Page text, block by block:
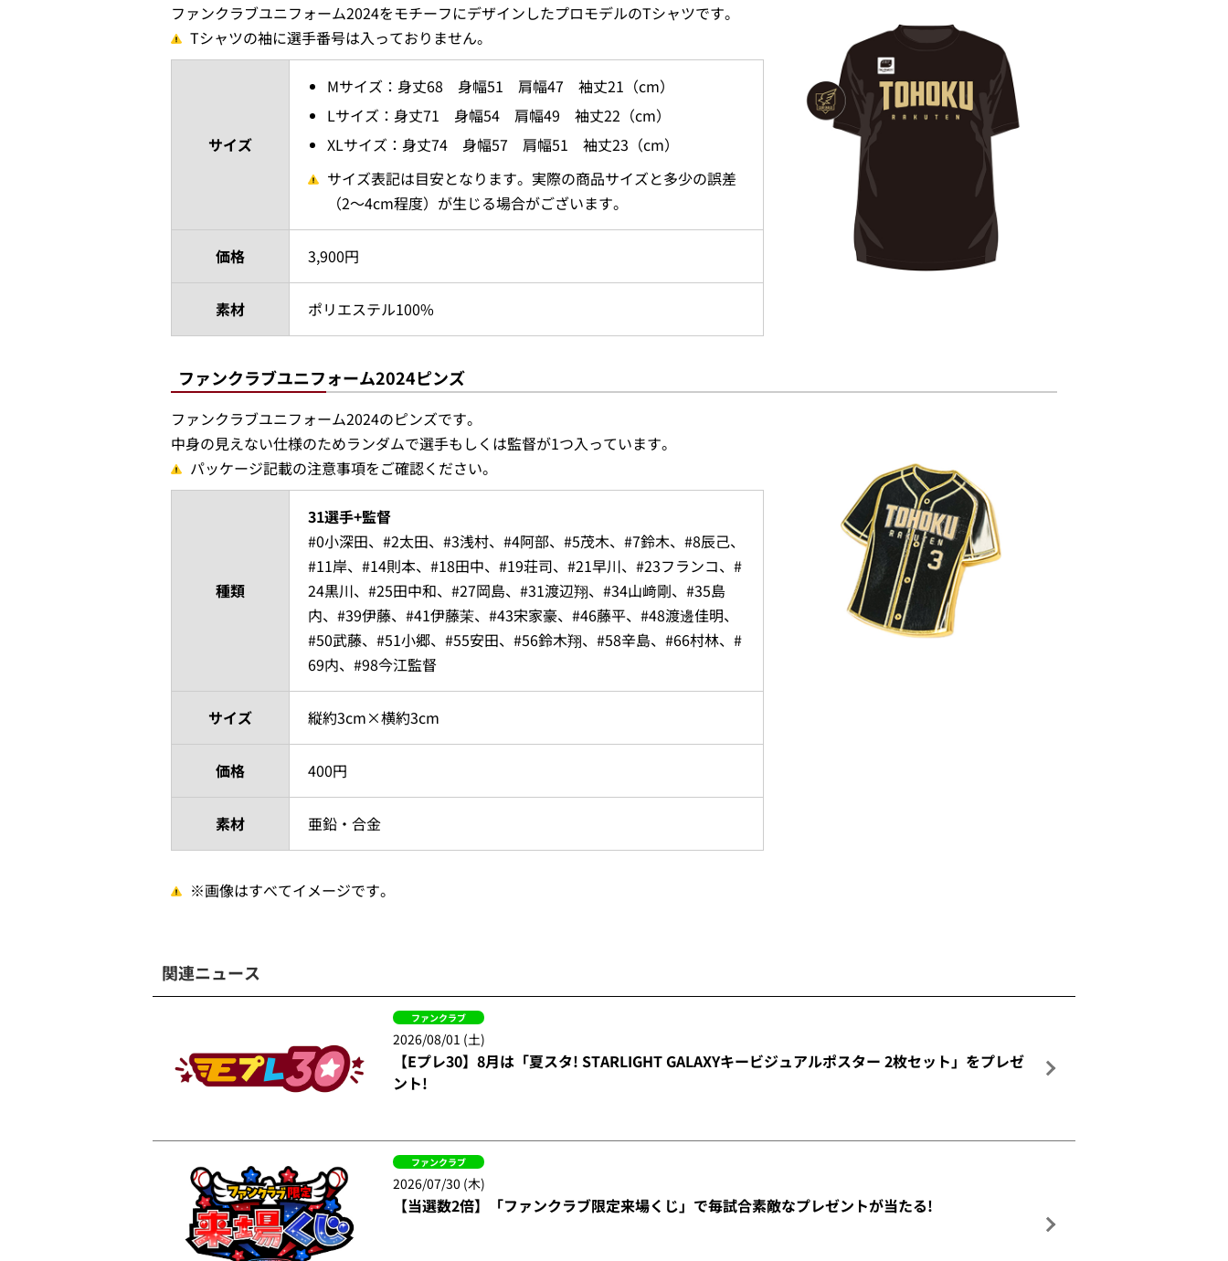
ファンクラブユニフォーム2024をモチーフにデザインしたプロモデルのTシャツです。
Tシャツの袖に選手番号は入っておりません。
サイズ
Mサイズ：身丈68 身幅51 肩幅47 袖丈21（cm）
Lサイズ：身丈71 身幅54 肩幅49 袖丈22（cm）
XLサイズ：身丈74 身幅57 肩幅51 袖丈23（cm）
サイズ表記は目安となります。実際の商品サイズと多少の誤差
（2～4cm程度）が生じる場合がございます。
価格 3,900円
素材 ポリエステル100%
ファンクラブユニフォーム2024ピンズ
ファンクラブユニフォーム2024のピンズです。
中身の見えない仕様のためランダムで選手もしくは監督が1つ入っています。
パッケージ記載の注意事項をご確認ください。
種類
31選手+監督
#0小深田、#2太田、#3浅村、#4阿部、#5茂木、#7鈴木、#8辰己、
#11岸、#14則本、#18田中、#19荘司、#21早川、#23フランコ、#
24黒川、#25田中和、#27岡島、#31渡辺翔、#34山﨑剛、#35島
内、#39伊藤、#41伊藤茉、#43宋家豪、#46藤平、#48渡邊佳明、
#50武藤、#51小郷、#55安田、#56鈴木翔、#58辛島、#66村林、#
69内、#98今江監督
サイズ 縦約3cm×横約3cm
価格 400円
素材 亜鉛・合金
※画像はすべてイメージです。
関連ニュース
ファンクラブ
2026/08/01 (土)
【Eプレ30】8月は「夏スタ! STARLIGHT GALAXYキービジュアルポスター 2枚セット」をプレゼ
ント!
ファンクラブ
2026/07/30 (木)
【当選数2倍】「ファンクラブ限定来場くじ」で毎試合素敵なプレゼントが当たる!